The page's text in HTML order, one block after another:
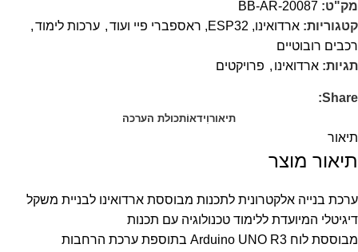
מק"ט: BB-AR-20087
קטגוריות: ארדואינו, ESP32, ראספברי פיי ועוד , ערכות לימוד,
רכבים רובוטיים
תגיות: ארדואינו , פרויקטים
Share:
תיאורוִידאוֹתכולת הערכה
תיאור
תיאור מוצר
ערכת בנייה אלקטרונית לתכנות מבוססת ארדואינו לבניית משקל
דיגיטלי המיועדת ללימוד טכנולוגיה עם תכנות
מבוססת לוח Arduino UNO R3 בתוספת ערכת הרחבות